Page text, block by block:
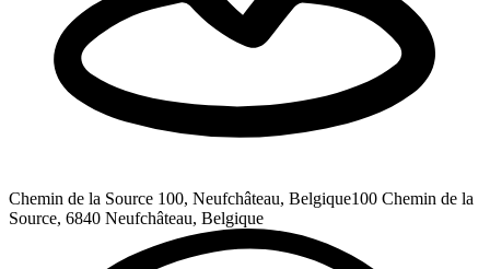
Chemin de la Source 100, Neufchâteau, Belgique100 Chemin de la
Source, 6840 Neufchâteau, Belgique